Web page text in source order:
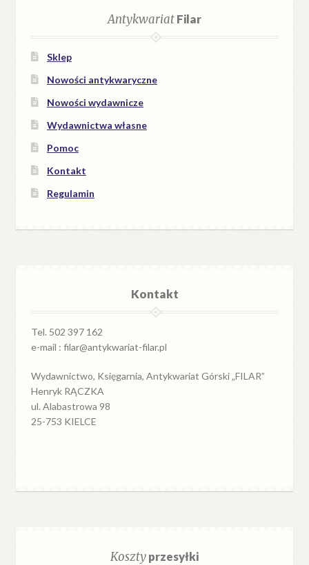
AntykwariatFilar
Sklep
Nowości antykwaryczne
Nowości wydawnicze
Wydawnictwa własne
Pomoc
Kontakt
Regulamin
Kontakt
Tel. 502 397 162
e-mail : filar@antykwariat-filar.pl
Wydawnictwo, Księgarnia, Antykwariat Górski „FILAR”
Henryk RĄCZKA
ul. Alabastrowa 98
25-753 KIELCE
Kosztyprzesyłki